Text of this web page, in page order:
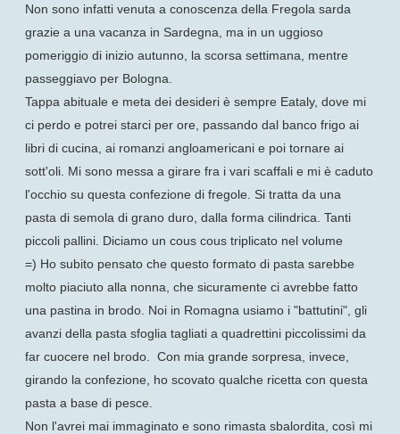
Non sono infatti venuta a conoscenza della Fregola sarda
grazie a una vacanza in Sardegna, ma in un uggioso
pomeriggio di inizio autunno, la scorsa settimana, mentre
passeggiavo per Bologna.
Tappa abituale e meta dei desideri è sempre Eataly, dove mi
ci perdo e potrei starci per ore, passando dal banco frigo ai
libri di cucina, ai romanzi angloamericani e poi tornare ai
sott'oli. Mi sono messa a girare fra i vari scaffali e mi è caduto
l'occhio su questa confezione di fregole. Si tratta da una
pasta di semola di grano duro, dalla forma cilindrica. Tanti
piccoli pallini. Diciamo un cous cous triplicato nel volume
=) Ho subito pensato che questo formato di pasta sarebbe
molto piaciuto alla nonna, che sicuramente ci avrebbe fatto
una pastina in brodo. Noi in Romagna usiamo i "battutini", gli
avanzi della pasta sfoglia tagliati a quadrettini piccolissimi da
far cuocere nel brodo. Con mia grande sorpresa, invece,
girando la confezione, ho scovato qualche ricetta con questa
pasta a base di pesce.
Non l'avrei mai immaginato e sono rimasta sbalordita, così mi